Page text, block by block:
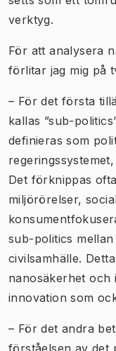
verktyg.
För att analysera
förlitar jag mig på
– För det första
kallas ”sub-
definieras som
Det förknippas
miljörörelser,
sub-politics
civilsamhälle.
nanosäkerhet
innovation som
– För det andra
förståelsen av det